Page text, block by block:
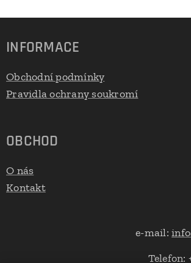
INFORMACE
Obchodní podmínky
Pravidla ochrany soukromí
OBCHOD
O nás
Kontakt
e-mail:
Telefon: